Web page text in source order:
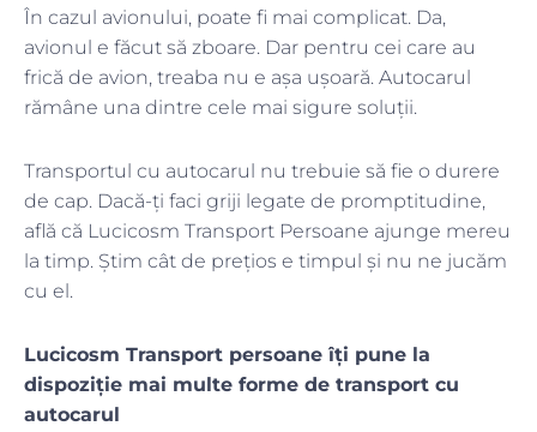
În cazul avionului, poate fi mai complicat. Da,
avionul e făcut să zboare. Dar pentru cei care au
frică de avion, treaba nu e așa ușoară. Autocarul
rămâne una dintre cele mai sigure soluții.
Transportul cu autocarul nu trebuie să fie o durere
de cap. Dacă-ți faci griji legate de promptitudine,
află că Lucicosm Transport Persoane ajunge mereu
la timp. Știm cât de prețios e timpul și nu ne jucăm
cu el.
Lucicosm Transport persoane îți pune la
dispoziție mai multe forme de transport cu
autocarul